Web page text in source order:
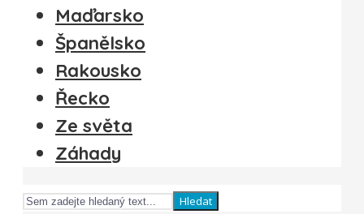
Maďarsko
Španělsko
Rakousko
Řecko
Ze světa
Záhady
Hledat